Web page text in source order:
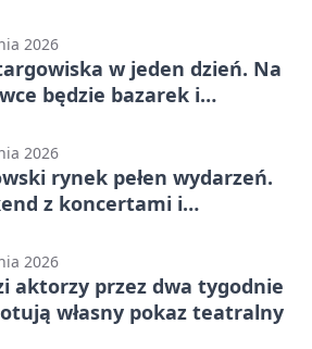
2026
w jeden dzień. Na
będzie bazarek i
2026
rynek pełen wydarzeń.
z koncertami i
2026
aktorzy przez dwa tygodnie
własny pokaz teatralny